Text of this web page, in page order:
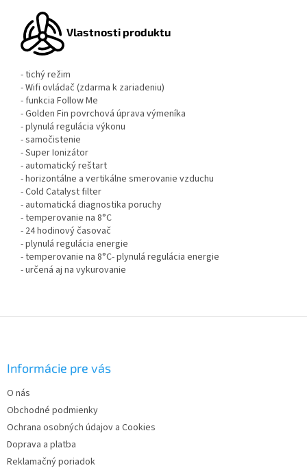
Vlastnosti produktu
- tichý režim
- Wifi ovládač (zdarma k zariadeniu)
- funkcia Follow Me
- Golden Fin povrchová úprava výmeníka
- plynulá regulácia výkonu
- samočistenie
- Super Ionizátor
- automatický reštart
- horizontálne a vertikálne smerovanie vzduchu
- Cold Catalyst filter
- automatická diagnostika poruchy
- temperovanie na 8°C
- 24 hodinový časovač
- plynulá regulácia energie
- temperovanie na 8°C- plynulá regulácia energie
- určená aj na vykurovanie
Informácie pre vás
O nás
Obchodné podmienky
Ochrana osobných údajov a Cookies
Doprava a platba
Reklamačný poriadok